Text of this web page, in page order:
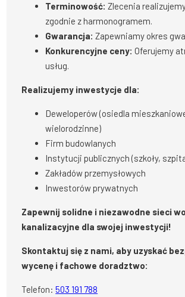
Terminowość: Zlecenia
zgodnie z harmonogramem.
Gwarancja: Zapewniamy okres
Konkurencyjne ceny: Oferujemy
usług.
Realizujemy inwestycje dla:
Deweloperów (osiedla
wielorodzinne)
Firm budowlanych
Instytucji publicznych (szkoły,
Zakładów przemysłowych
Inwestorów prywatnych
Zapewnij solidne i niezawodne sieci
kanalizacyjne dla swojej inwestycji!
Skontaktuj się z nami, aby uzyskać
wycenę i fachowe doradztwo:
Telefon:503 191 788